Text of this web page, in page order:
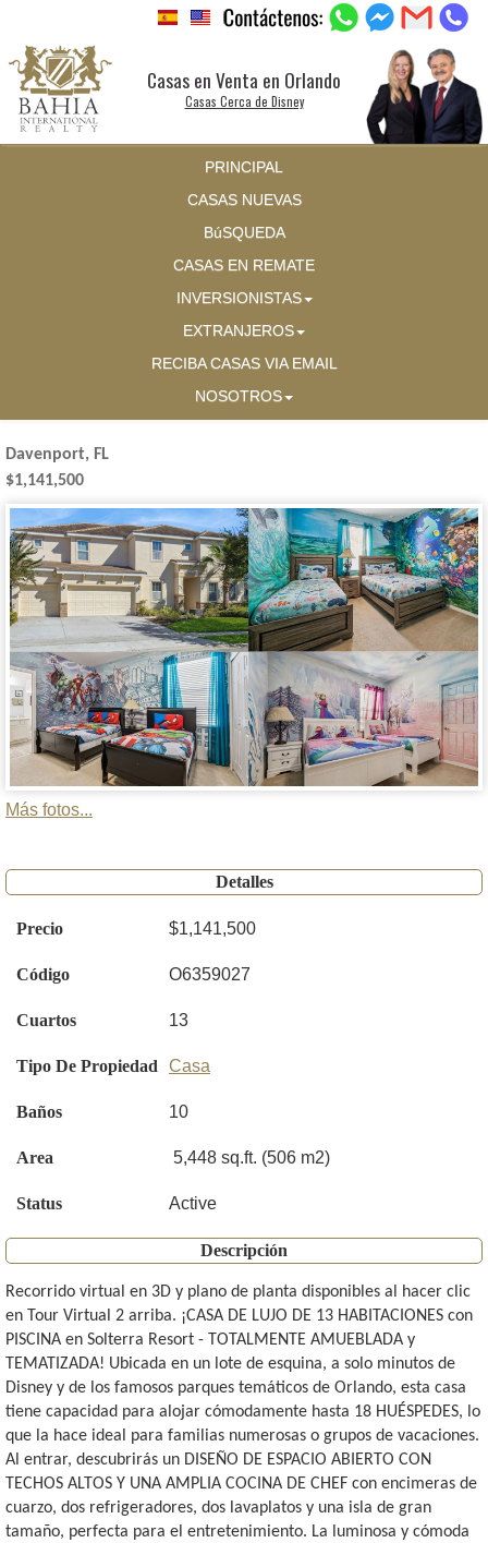
Casas en Venta en Orlando
Casas Cerca de Disney
PRINCIPAL
CASAS NUEVAS
BúSQUEDA
CASAS EN REMATE
INVERSIONISTAS
EXTRANJEROS
RECIBA CASAS VIA EMAIL
NOSOTROS
Davenport, FL
$1,141,500
Más fotos...
Detalles
Precio $1,141,500
Código O6359027
Cuartos 13
Tipo De Propiedad Casa
Baños 10
Area 5,448 sq.ft. (506 m2)
Status Active
Descripción
Recorrido virtual en 3D y plano de planta disponibles al hacer clic
en Tour Virtual 2 arriba. ¡CASA DE LUJO DE 13 HABITACIONES con
PISCINA en Solterra Resort - TOTALMENTE AMUEBLADA y
TEMATIZADA! Ubicada en un lote de esquina, a solo minutos de
Disney y de los famosos parques temáticos de Orlando, esta casa
tiene capacidad para alojar cómodamente hasta 18 HUÉSPEDES, lo
que la hace ideal para familias numerosas o grupos de vacaciones.
Al entrar, descubrirás un DISEÑO DE ESPACIO ABIERTO CON
TECHOS ALTOS Y UNA AMPLIA COCINA DE CHEF con encimeras de
cuarzo, dos refrigeradores, dos lavaplatos y una isla de gran
tamaño, perfecta para el entretenimiento. La luminosa y cómoda